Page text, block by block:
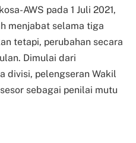
AWS pada 1 Juli 2021,
menjabat selama tiga
tetapi, perubahan secara
Dimulai dari
divisi, pelengseran Wakil
sebagai penilai mutu